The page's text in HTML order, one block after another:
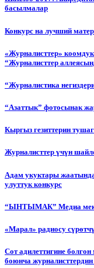
басылмалар
Конкурс на лучший
«Журналисттер»
“Журналисттер
“Журналистика
“Азаттык” фотосынак
Кыргыз гезиттерин
Журналисттер үчүн
Адам укуктары
улуттук конкурс
“ЫНТЫМАК” Медиа
«Марал» радиосу
Сот адилеттигине
боюнча